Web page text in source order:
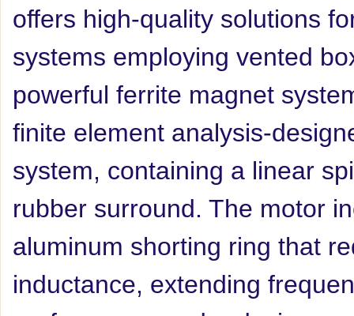
offers high-quality solutions
systems employing vented
powerful ferrite magnet
finite element analysis-
system, containing a linear
rubber surround. The motor
aluminum shorting ring that
inductance, extending